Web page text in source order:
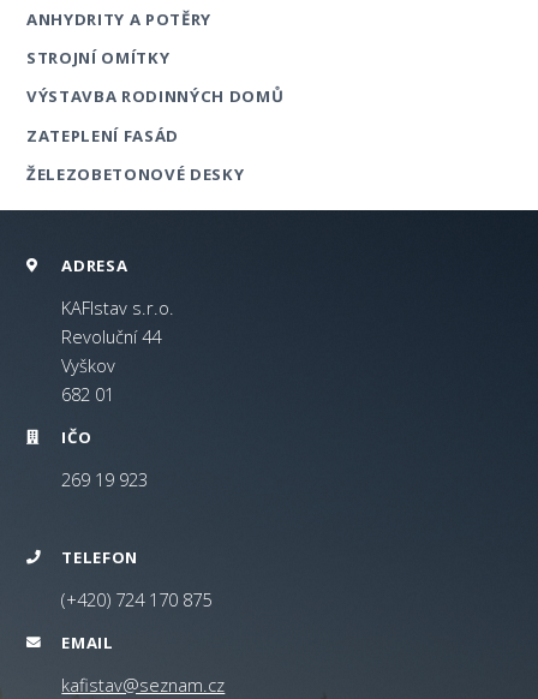
ANHYDRITY A POTĚRY
STROJNÍ OMÍTKY
VÝSTAVBA RODINNÝCH DOMŮ
ZATEPLENÍ FASÁD
ŽELEZOBETONOVÉ DESKY
ADRESA
KAFIstav s.r.o.
Revoluční 44
Vyškov
682 01
IČO
269 19 923
TELEFON
(+420) 724 170 875
EMAIL
kafistav@seznam.cz